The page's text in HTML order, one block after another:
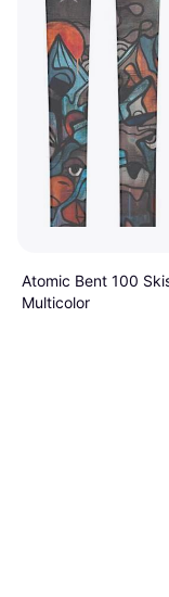
Atomic Bent 100
Multicolor